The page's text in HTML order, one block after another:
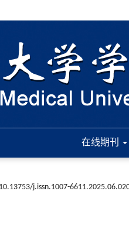
在线期刊
10.13753/j.issn.1007-